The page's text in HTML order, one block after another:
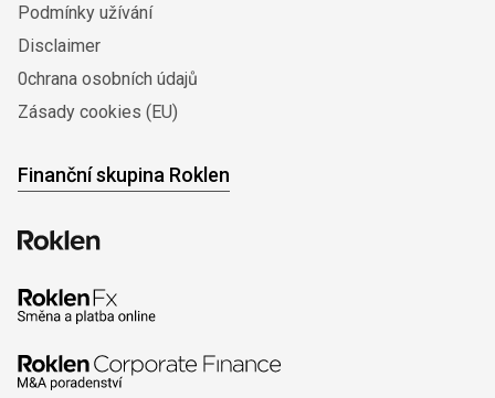
Podmínky užívání
Disclaimer
0chrana osobních údajů
Zásady cookies (EU)
Finanční skupina Roklen